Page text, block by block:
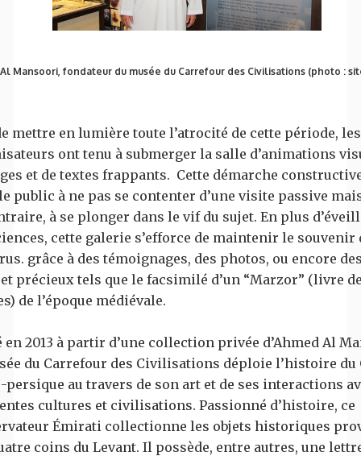
Mansoori, fondateur du musée du Carrefour des Civilisations (photo :
mettre en lumière toute l’atrocité de cette période, les
ont tenu à submerger la salle d’animations
et de textes frappants. Cette démarche
public à ne pas se contenter d’une visite passive
à se plonger dans le vif du sujet. En plus
cette galerie s’efforce de maintenir le souvenir
grâce à des témoignages, des photos, ou encore
précieux tels que le facsimilé d’un “Marzor” (livre
de l’époque médiévale.
en 2013 à partir d’une collection privée d’Ahmed Al
du Carrefour des Civilisations déploie l’histoire du
persique au travers de son art et de ses interactions
cultures et civilisations. Passionné d’histoire, ce
Émirati collectionne les objets historiques
coins du Levant. Il possède, entre autres, une